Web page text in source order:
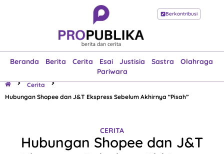
Berkontribusi
Beranda Berita Cerita Esai Justisia Sastra
Olahraga
Pariwara
Beranda
Esai
Justisia
Sastra
Olahraga
Pariwara
Cerita
Hubungan Shopee dan J&T Ekspress Sebelum Akhirnya “Pisah”
CERITA
Hubungan Shopee dan J&T